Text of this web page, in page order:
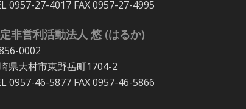
0957-27-4017 FAX 0957-27-4995
非営利活動法人 悠 (はるか)
0002
県大村市東野岳町1704-2
0957-46-5877 FAX 0957-46-5866